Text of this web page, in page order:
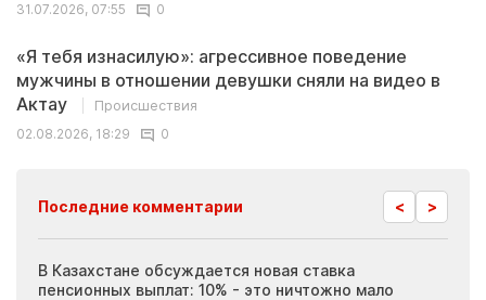
31.07.2026, 07:55
0
«Я тебя изнасилую»: агрессивное поведение
мужчины в отношении девушки сняли на видео в
Актау
Происшествия
02.08.2026, 18:29
0
Последние комментарии < >
В Казахстане обсуждается новая ставка
пенсионных выплат: 10% - это ничтожно мало